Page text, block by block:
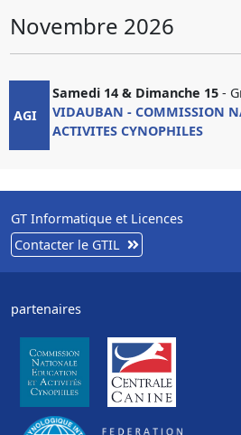
Novembre 2026
AGI
Samedi 14 & Dimanche 15 -
VIDAUBAN - COMMISSION
ACTIVITES CYNOPHILES
GT Informatique et Licences
Contacter le GTIL
partenaires